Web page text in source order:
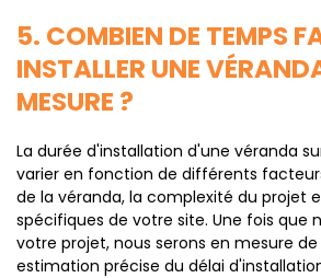
5. COMBIEN DE TEMPS
INSTALLER UNE
MESURE ?
La durée d'installation d'une véranda
varier en fonction de différents
de la véranda, la complexité du projet
spécifiques de votre site. Une fois que
votre projet, nous serons en mesure
estimation précise du délai